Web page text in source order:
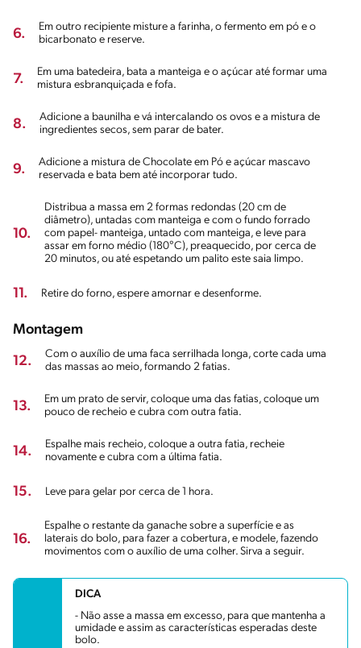
6.
Em outro recipiente misture a farinha, o fermento em pó e o
bicarbonato e reserve.
7.
Em uma batedeira, bata a manteiga e o açúcar até formar uma
mistura esbranquiçada e fofa.
8.
Adicione a baunilha e vá intercalando os ovos e a mistura de
ingredientes secos, sem parar de bater.
9.
Adicione a mistura de Chocolate em Pó e açúcar mascavo
reservada e bata bem até incorporar tudo.
10.
Distribua a massa em 2 formas redondas (20 cm de
diâmetro), untadas com manteiga e com o fundo forrado
com papel- manteiga, untado com manteiga, e leve para
assar em forno médio (180°C), preaquecido, por cerca de
20 minutos, ou até espetando um palito este saia limpo.
11. Retire do forno, espere amornar e desenforme.
Montagem
12.
Com o auxílio de uma faca serrilhada longa, corte cada uma
das massas ao meio, formando 2 fatias.
13.
Em um prato de servir, coloque uma das fatias, coloque um
pouco de recheio e cubra com outra fatia.
14.
Espalhe mais recheio, coloque a outra fatia, recheie
novamente e cubra com a última fatia.
15. Leve para gelar por cerca de 1 hora.
16.
Espalhe o restante da ganache sobre a superfície e as
laterais do bolo, para fazer a cobertura, e modele, fazendo
movimentos com o auxílio de uma colher. Sirva a seguir.
DICA
- Não asse a massa em excesso, para que mantenha a
umidade e assim as características esperadas deste
bolo.